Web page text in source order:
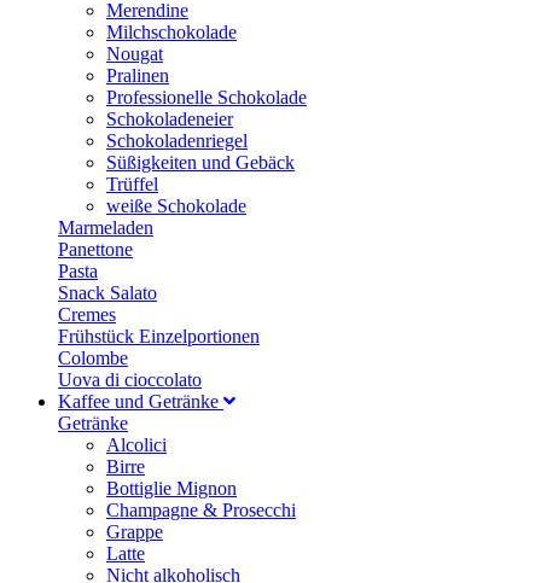
Merendine
Milchschokolade
Nougat
Pralinen
Professionelle Schokolade
Schokoladeneier
Schokoladenriegel
Süßigkeiten und Gebäck
Trüffel
weiße Schokolade
Marmeladen
Panettone
Pasta
Snack Salato
Cremes
Frühstück Einzelportionen
Colombe
Uova di cioccolato
Kaffee und Getränke
Getränke
Alcolici
Birre
Bottiglie Mignon
Champagne & Prosecchi
Grappe
Latte
Nicht alkoholisch